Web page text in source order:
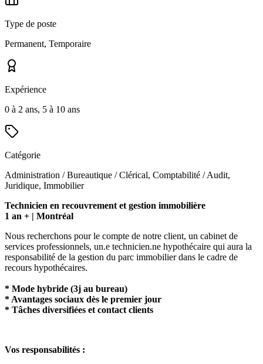
Type de poste
Permanent, Temporaire
Expérience
0 à 2 ans, 5 à 10 ans
Catégorie
Administration / Bureautique / Clérical, Comptabilité / Audit,
Juridique, Immobilier
Technicien en recouvrement et gestion immobilière
1 an + | Montréal
Nous recherchons pour le compte de notre client, un cabinet de
services professionnels, un.e technicien.ne hypothécaire qui aura la
responsabilité de la gestion du parc immobilier dans le cadre de
recours hypothécaires.
* Mode hybride (3j au bureau)
* Avantages sociaux dès le premier jour
* Tâches diversifiées et contact clients
Vos responsabilités :